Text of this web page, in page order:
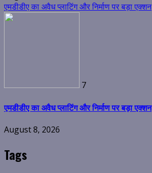
एमडीडीए का अवैध प्लाटिंग और निर्माण पर बड़ा एक्शन
7
एमडीडीए का अवैध प्लाटिंग और निर्माण पर बड़ा एक्शन
August 8, 2026
Tags